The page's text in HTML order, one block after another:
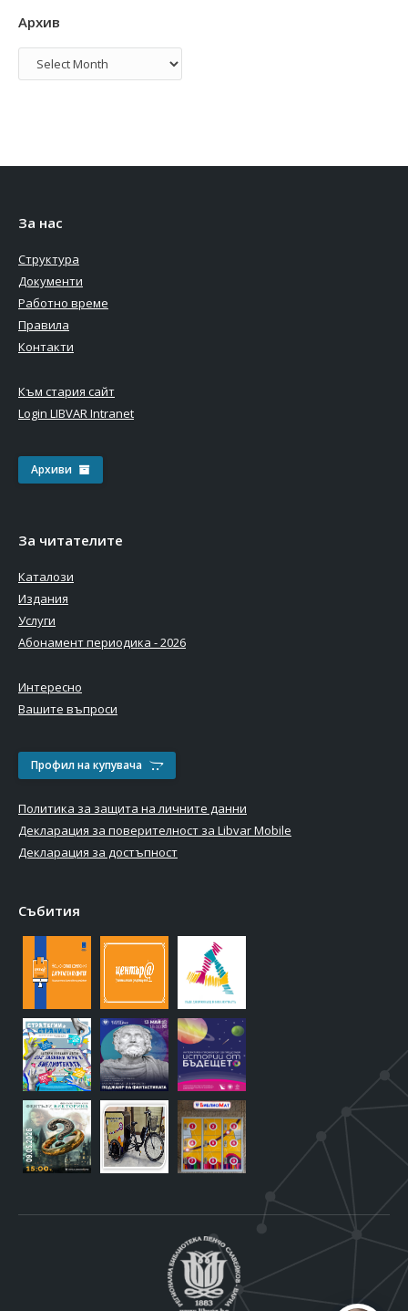
Архив
Архив
За нас
Структура
Документи
Работно време
Правила
Контакти
Към стария сайт
Login LIBVAR Intranet
Архиви
За читателите
Каталози
Издания
Услуги
Абонамент периодика - 2026
Интересно
Вашите въпроси
Профил на купувача
Политика за защита на личните данни
Декларация за поверителност за Libvar Mobile
Декларация за достъпност
Събития